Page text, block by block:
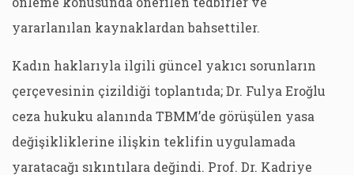
yararlanılan kaynaklardan bahsettiler.
Kadın haklarıyla ilgili güncel yakıcı sorunların
çerçevesinin çizildiği toplantıda; Dr. Fulya Eroğlu
ceza hukuku alanında TBMM’de görüşülen yasa
değişikliklerine ilişkin teklifin uygulamada
yaratacağı sıkıntılara değindi. Prof. Dr. Kadriye